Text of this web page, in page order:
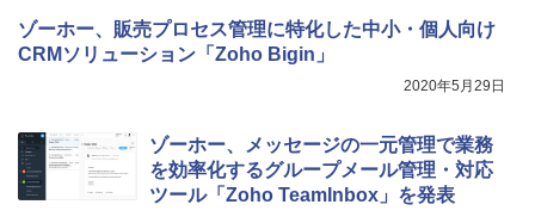
ゾーホー、販売プロセス管理に特化した中小・個人向け
CRMソリューション「Zoho Bigin」
2020年5月29日
ゾーホー、メッセージの一元管理で業務
を効率化するグループメール管理・対応
ツール「Zoho TeamInbox」を発表